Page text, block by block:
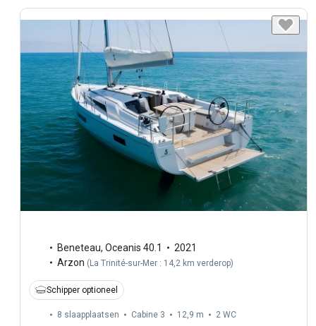
Beneteau, Oceanis 40.1
2021
Arzon (La Trinité-sur-Mer : 14,2 km verderop)
Schipper optioneel
8 slaapplaatsen Cabine 3 12,9 m 2 WC